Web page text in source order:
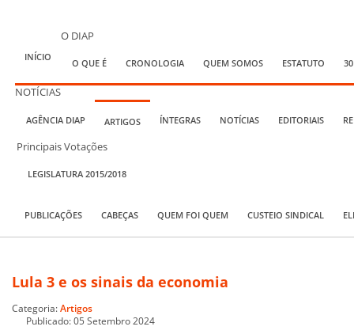
INÍCIO
O DIAP
O QUE É CRONOLOGIA QUEM SOMOS ESTATUTO
NOTÍCIAS
AGÊNCIA DIAP ARTIGOS ÍNTEGRAS NOTÍCIAS EDITORIAIS
Principais Votações
LEGISLATURA 2015/2018
PUBLICAÇÕES CABEÇAS QUEM FOI QUEM CUSTEIO SINDICAL
Lula 3 e os sinais da economia
Categoria:Artigos
Publicado: 05 Setembro 2024